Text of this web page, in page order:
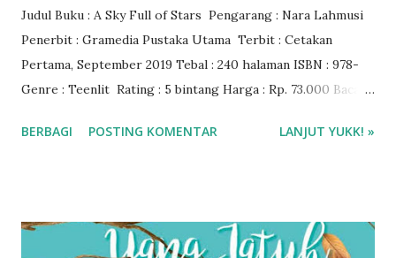
Judul Buku : A Sky Full of Stars Pengarang : Nara Lahmusi
Penerbit : Gramedia Pustaka Utama Terbit : Cetakan
Pertama, September 2019 Tebal : 240 halaman ISBN : 978-
Genre : Teenlit Rating : 5 bintang Harga : Rp. 73.000 Baca
BERBAGI POSTING KOMENTAR LANJUT YUKK! »